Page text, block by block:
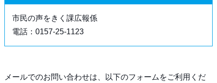
市民の声をきく課広報係
電話：0157-25-1123
メールでのお問い合わせは、以下のフォームをご利用くだ